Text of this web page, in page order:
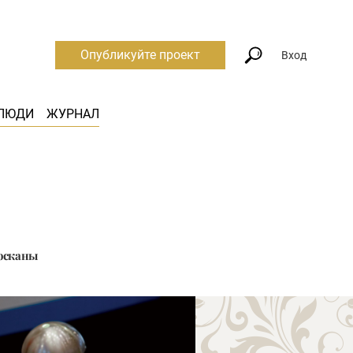
ЖУРНАЛ
Опубликуйте проект Вход